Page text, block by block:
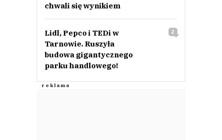
chwali się wynikiem
Lidl, Pepco i TEDi w
Tarnowie. Ruszyła
budowa gigantycznego
parku handlowego!
2